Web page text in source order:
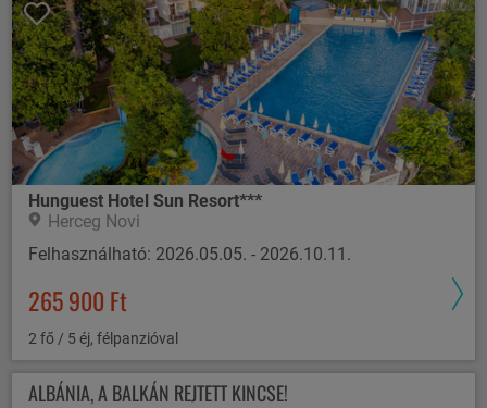
Hunguest Hotel Sun Resort***
Herceg Novi
Felhasználható: 2026.05.05. - 2026.10.11.
265 900 Ft
2 fő / 5 éj, félpanzióval
ALBÁNIA, A BALKÁN REJTETT KINCSE!